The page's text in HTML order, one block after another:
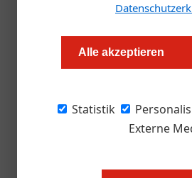
Alle akzeptieren
Statistik
Externe
Redaktion
ÖLMÜHLE
Der Betrieb